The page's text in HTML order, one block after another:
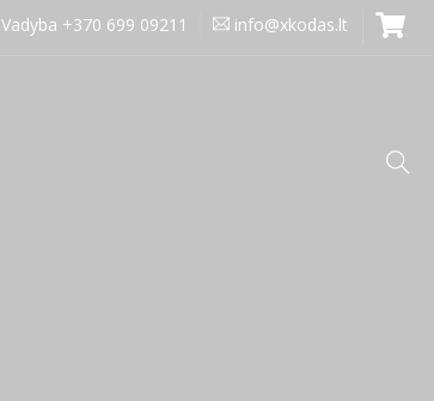
Vadyba +370 699 09211 info@xkodas.lt